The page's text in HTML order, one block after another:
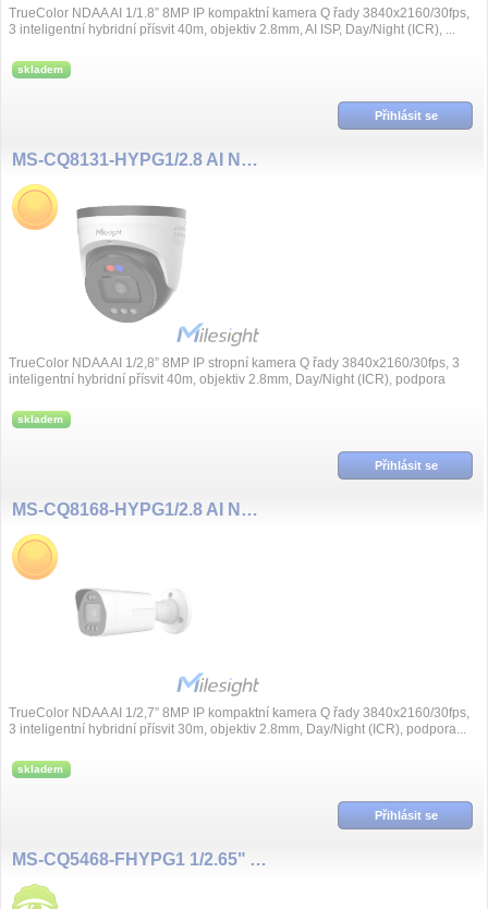
TrueColor NDAA AI 1/1.8” 8MP IP kompaktní kamera Q řady 3840x2160/30fps,
3 inteligentní hybridní přísvit 40m, objektiv 2.8mm, AI ISP, Day/Night (ICR), ...
skladem
Přihlásit se
MS-CQ8131-HYPG1/2.8 AI NDAA 8MP/30fps 2,5mm, TrueColor
TrueColor NDAA AI 1/2,8” 8MP IP stropní kamera Q řady 3840x2160/30fps, 3
inteligentní hybridní přísvit 40m, objektiv 2.8mm, Day/Night (ICR), podpora
skladem
Přihlásit se
MS-CQ8168-HYPG1/2.8 AI NDAA 8MP/30fps 2.8mm, TrueColor
TrueColor NDAA AI 1/2,7” 8MP IP kompaktní kamera Q řady 3840x2160/30fps,
3 inteligentní hybridní přísvit 30m, objektiv 2.8mm, Day/Night (ICR), podpora...
skladem
Přihlásit se
MS-CQ5468-FHYPG1 1/2.65" AI NDAA 5MP/30fps 2.7~13.5mm